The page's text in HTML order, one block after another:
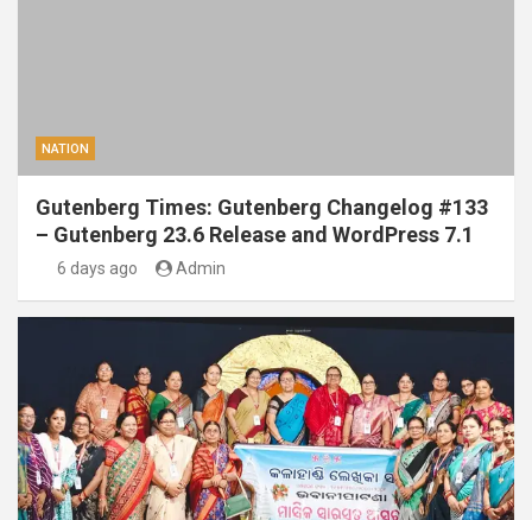
NATION
Gutenberg Times: Gutenberg Changelog #133
– Gutenberg 23.6 Release and WordPress 7.1
6 days ago Admin